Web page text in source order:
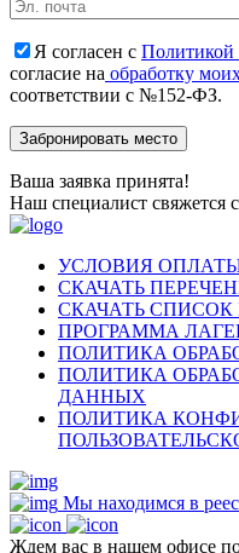
Я согласен с Политикой
согласие на обработку
соответствии с №152-ФЗ.
Ваша заявка принята!
Наш специалист свяжется
УСЛОВИЯ
СКАЧАТЬ
СКАЧАТЬ СПИСОК
ПРОГРАММА
ПОЛИТИКА
ПОЛИТИКА
ДАННЫХ
ПОЛИТИКА
Мы находимся в
Ждем вас в нашем офисе по